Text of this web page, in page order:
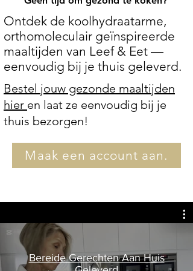
Ontdek de koolhydraatarme,
orthomoleculair geïnspireerde
maaltijden van Leef & Eet —
eenvoudig bij je thuis geleverd.
Bestel jouw gezonde maaltijden
hier en laat ze eenvoudig bij je
thuis bezorgen!
Maak een account aan.
Bereide Gerechten Aan Huis